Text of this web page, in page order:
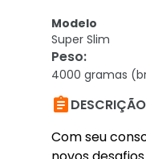
Modelo
Super Slim
Peso:
4000 gramas

Com seu